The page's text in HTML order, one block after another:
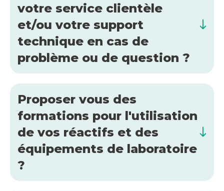
votre service clientèle
et/ou votre support
technique en cas de
problème ou de question ?
Proposer vous des
formations pour l'utilisation
de vos réactifs et des
équipements de laboratoire
?